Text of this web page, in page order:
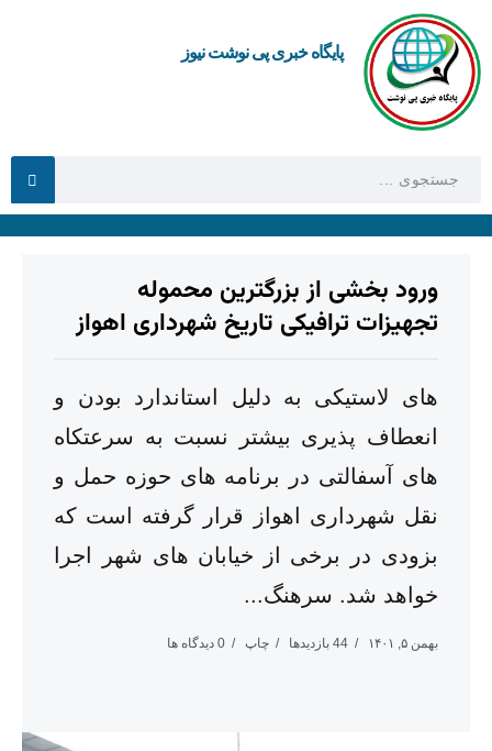
پایگاه خبری پی نوشت نیوز
ورود بخشی از بزرگترین محموله
تجهیزات ترافیکی تاریخ شهرداری اهواز
های لاستیکی به دلیل استاندارد بودن و
انعطاف پذیری بیشتر نسبت به سرعتکاه
های آسفالتی در برنامه های حوزه حمل و
نقل شهرداری اهواز قرار گرفته است که
بزودی در برخی از خیابان های شهر اجرا
خواهد شد. سرهنگ...
بهمن ۵, ۱۴۰۱ 44 بازدیدها چاپ 0 دیدگاه ها